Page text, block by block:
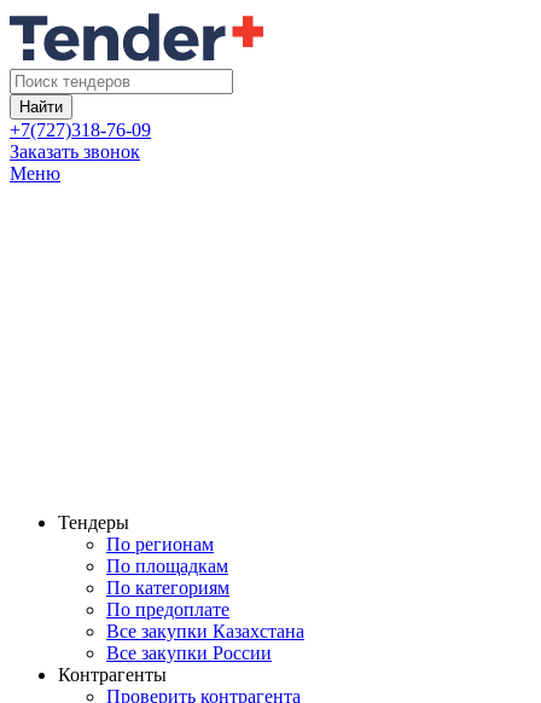
Найти
+7(727)318-76-09
Заказать звонок
Меню
Тендеры
По регионам
По площадкам
По категориям
По предоплате
Все закупки Казахстана
Все закупки России
Контрагенты
Проверить контрагента